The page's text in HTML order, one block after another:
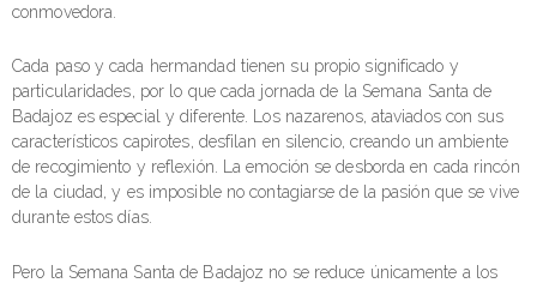
conmovedora.
Cada paso y cada hermandad tienen su propio significado y
particularidades, por lo que cada jornada de la Semana Santa de
Badajoz es especial y diferente. Los nazarenos, ataviados con sus
característicos capirotes, desfilan en silencio, creando un ambiente
de recogimiento y reflexión. La emoción se desborda en cada rincón
de la ciudad, y es imposible no contagiarse de la pasión que se vive
durante estos días.
Pero la Semana Santa de Badajoz no se reduce únicamente a los